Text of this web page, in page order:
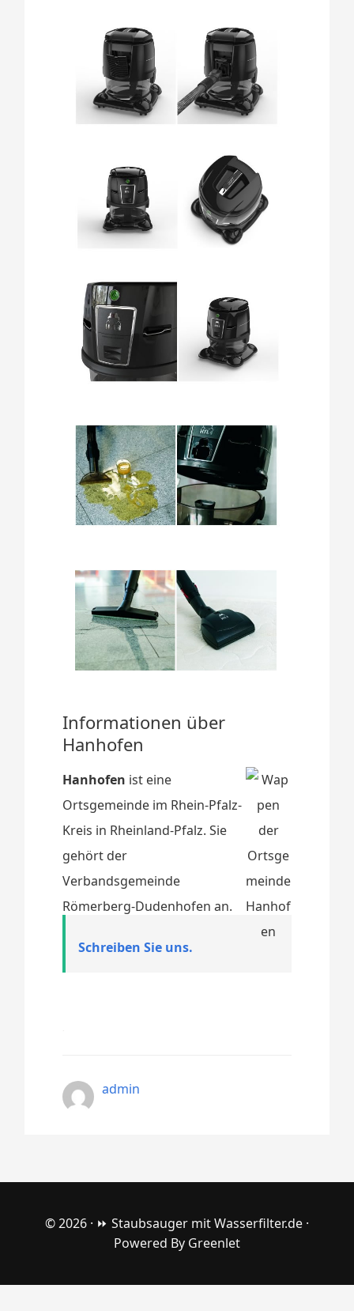
Informationen über
Hanhofen
Hanhofen ist eine
Ortsgemeinde im Rhein-Pfalz-
Kreis in Rheinland-Pfalz. Sie
gehört der
Verbandsgemeinde
Römerberg-Dudenhofen an.
Schreiben Sie uns.
admin
© 2026 · ⏩ Staubsauger mit Wasserfilter.de ·
Powered By Greenlet